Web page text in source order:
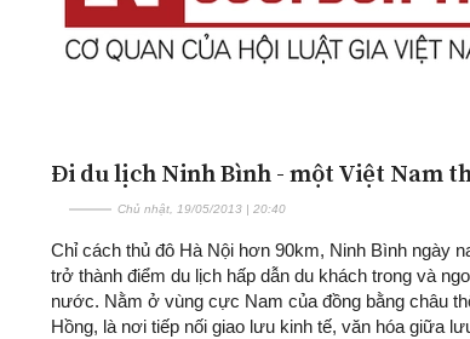
Đi du lịch Ninh Bình - một Việt Nam
Chủ nhật, 19/05/2013 | 20:40
Chỉ cách thủ đô Hà Nội hơn 90km, Ninh Bình ngày
trở thành điểm du lịch hấp dẫn du khách trong và
nước. Nằm ở vùng cực Nam của đồng bằng châu
Hồng, là nơi tiếp nối giao lưu kinh tế, văn hóa giữa